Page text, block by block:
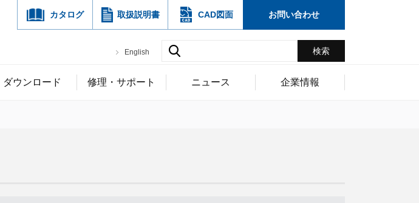
English
カタログ 取扱説明書 CAD図面 お問い合わせ
ダウンロード 修理・サポート ニュース 企業情報